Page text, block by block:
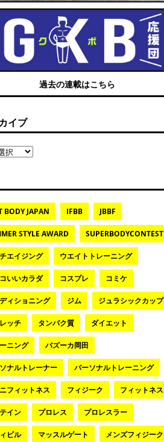
過去の連載はこちら
イブ
BODY JAPAN IFBB JBBF
STYLE AWARD SUPERBODYCONTEST
エイジング ウエイトトレーニング
いいカラダ コスプレ コミケ
ィショニング ジム ジュラシックカップ
ッチ タンパク質 ダイエット
ニング バズーカ岡田
ナルトレーナー パーソナルトレーニング
フィットネス フィジーク フィットネス
イン プロレス プロレスラー
ビル マッスルゲート メンズフィジーク